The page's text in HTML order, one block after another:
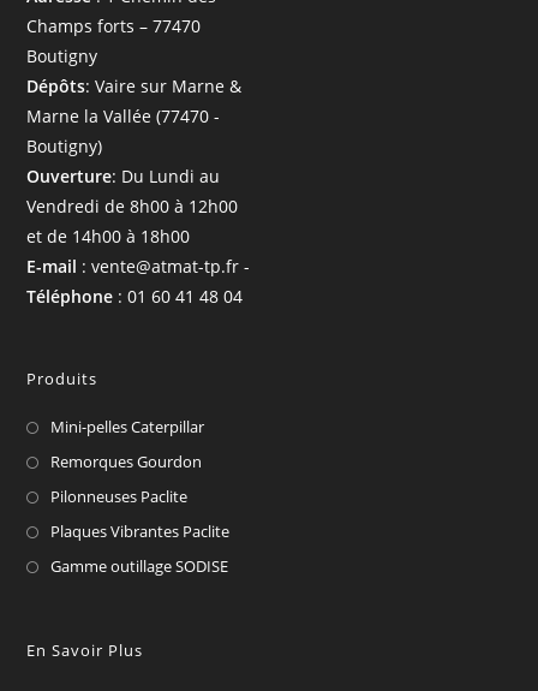
Champs forts – 77470
Boutigny
Dépôts: Vaire sur Marne &
Marne la Vallée (77470 -
Boutigny)
Ouverture: Du Lundi au
Vendredi de 8h00 à 12h00
et de 14h00 à 18h00
E-mail : vente@atmat-tp.fr -
Téléphone : 01 60 41 48 04
Produits
Mini-pelles Caterpillar
Remorques Gourdon
Pilonneuses Paclite
Plaques Vibrantes Paclite
Gamme outillage SODISE
En Savoir Plus